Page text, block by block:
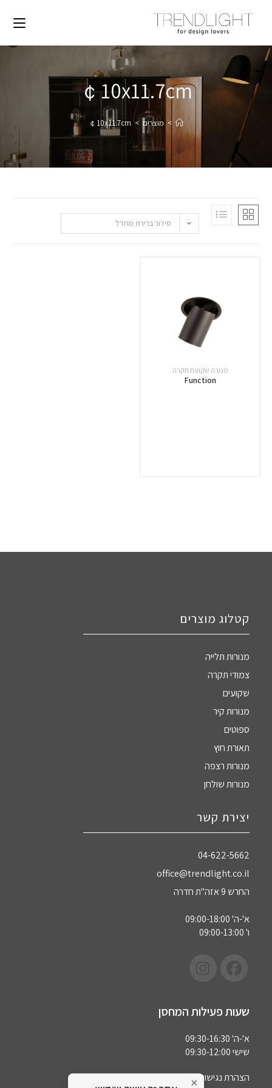
￠10x11.7cm
> מוצרים >
￠10x11.7cm
סידור ברירת מחדל
מנורה שקועת תקרה
Function
קטלוג מוצרים
מנורות תלייה
צמודי תקרה
שקועים
מנורות קיר
ספוטים
תאורת חוץ
מנורות רצפה
מנורות שולחן
יצירת קשר
04-622-5662‏
office@trendlight.co.il
החרש 9 אזה"ת חדרה
א'-ה' 09:00-18:00
ו' 09:00-13:00
שעות פעילות המחסן
א'-ה' 09:30-16:30
שישי 09:30-12:00
הצהרת נגישות×